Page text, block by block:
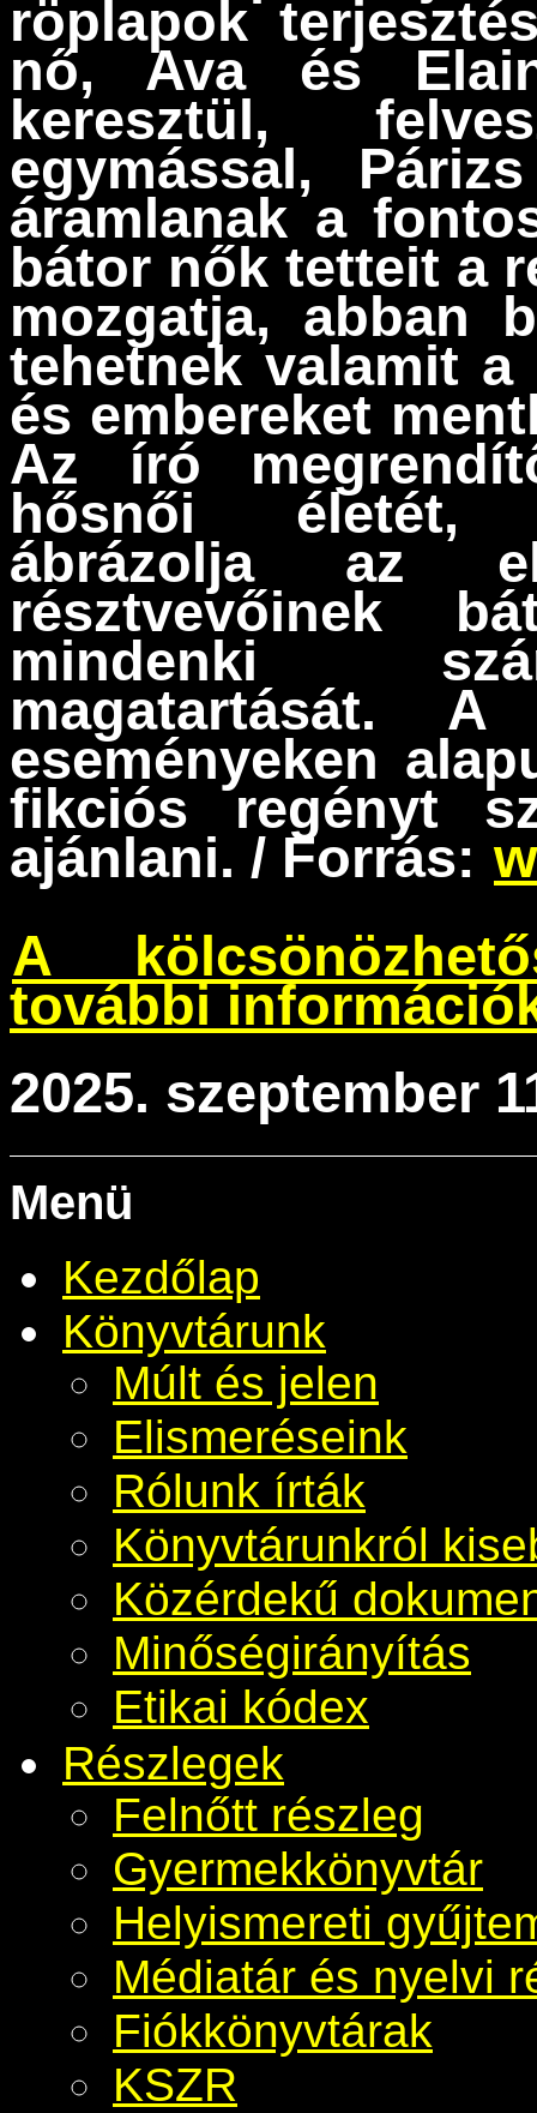
röplapok
nő, Ava és
keresztül,
egymással,
áramlanak a
bátor nők tetteit a
mozgatja, abban
tehetnek valamit
és embereket
Az író
hősnői életét,
ábrázolja az
résztvevőinek
mindenki
magatartását. A
eseményeken
fikciós regényt
ajánlani. / Forrás:
A
további
2025. szeptember
Menü
Kezdőlap
Könyvtárunk
Múlt és jelen
Elismeréseink
Rólunk írták
Könyvtárunkról
Közérdekű
Minőségirányítás
Etikai kódex
Részlegek
Felnőtt részleg
Gyermekkönyvtár
Helyismereti
Médiatár és nyelvi
Fiókkönyvtárak
KSZR